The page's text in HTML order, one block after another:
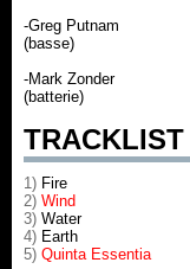
-Greg Putnam
(basse)
-Mark Zonder
(batterie)
TRACKLIST
1) Fire
2) Wind
3) Water
4) Earth
5) Quinta Essentia